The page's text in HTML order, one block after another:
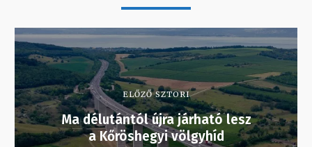
ELŐZŐ SZTORI
Ma délutántól újra járható lesz
a Kőröshegyi völgyhíd